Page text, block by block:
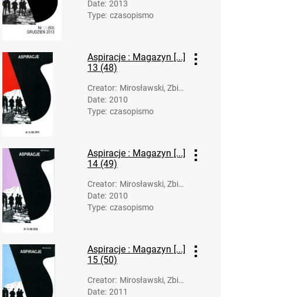
niew (1958-). Opr
ac.
Date: 2013
Type: czasopismo
Aspiracje : Magazyn [...]
13 (48)
Creator: Mirosławski, Zbig
niew (1958-). Opr
ac.
Date: 2010
Type: czasopismo
Aspiracje : Magazyn [...]
14 (49)
Creator: Mirosławski, Zbig
niew (1958-). Opr
ac.
Date: 2010
Type: czasopismo
Aspiracje : Magazyn [...]
15 (50)
Creator: Mirosławski, Zbig
niew (1958-). Opr
Date: 2011